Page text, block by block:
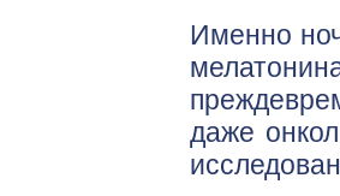
Именно
даже